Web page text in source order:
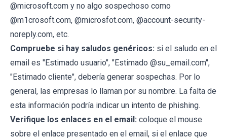
@microsoft.com y no algo sospechoso como
@m1crosoft.com, @microsfot.com, @account-security-
noreply.com, etc.
Compruebe si hay saludos genéricos: si el saludo en el
email es "Estimado usuario", "Estimado @su_email.com",
"Estimado cliente", debería generar sospechas. Por lo
general, las empresas lo llaman por su nombre. La falta de
esta información podría indicar un intento de phishing.
Verifique los enlaces en el email: coloque el mouse
sobre el enlace presentado en el email, si el enlace que